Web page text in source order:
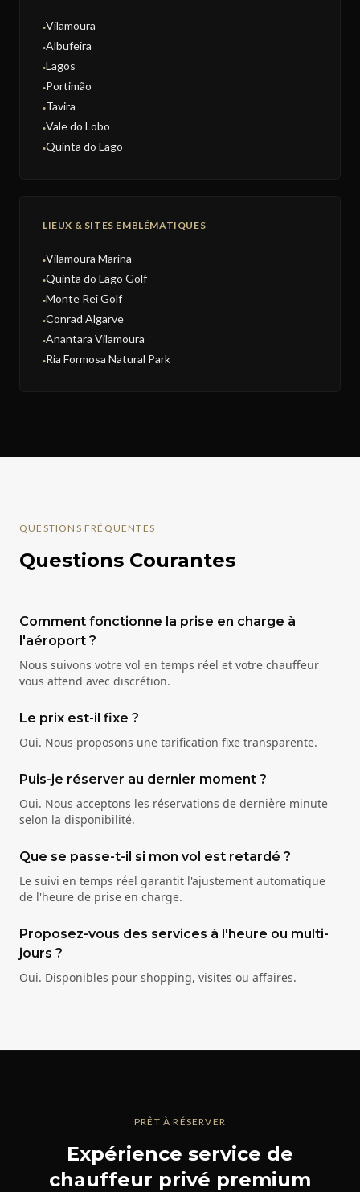
●Vilamoura
●Albufeira
●Lagos
●Portimão
●Tavira
●Vale do Lobo
●Quinta do Lago
LIEUX & SITES EMBLÉMATIQUES
●Vilamoura Marina
●Quinta do Lago Golf
●Monte Rei Golf
●Conrad Algarve
●Anantara Vilamoura
●Ria Formosa Natural Park
QUESTIONS FRÉQUENTES
Questions Courantes
Comment fonctionne la prise en charge à
l'aéroport ?
Nous suivons votre vol en temps réel et votre chauffeur
vous attend avec discrétion.
Le prix est-il fixe ?
Oui. Nous proposons une tarification fixe transparente.
Puis-je réserver au dernier moment ?
Oui. Nous acceptons les réservations de dernière minute
selon la disponibilité.
Que se passe-t-il si mon vol est retardé ?
Le suivi en temps réel garantit l'ajustement automatique
de l'heure de prise en charge.
Proposez-vous des services à l'heure ou multi-
jours ?
Oui. Disponibles pour shopping, visites ou affaires.
PRÊT À RÉSERVER
Expérience service de
chauffeur privé premium